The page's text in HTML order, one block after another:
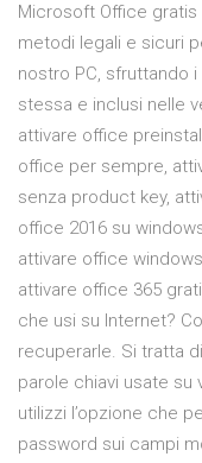
Microsoft Office
metodi legali e sicuri
nostro PC, sfruttando
stessa e inclusi nelle
attivare office
office per sempre,
senza product key,
office 2016 su
attivare office
attivare office 365
che usi su Internet?
recuperarle. Si tratta
parole chiavi usate su
utilizzi l’opzione che
password sui campi